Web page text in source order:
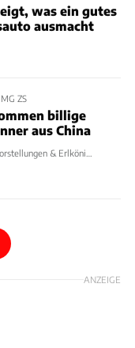
was ein gutes
ausmacht
ZS
billige
aus China
& Erlkönige
ANZEIGE